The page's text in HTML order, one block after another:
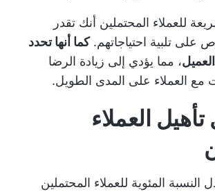
للعملاء المحتملين أنك تقدر
على تلبية احتياجاتهم.كما أنها تحدد
، مما يؤدي إلى زيادة الرضا
مع العملاء على المدى الطويل.
تأهيل العملاء
النسبة المئوية للعملاء المحتملين